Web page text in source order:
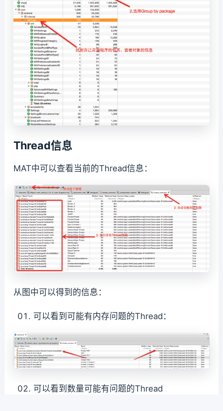
Thread信息
MAT中可以查看当前的Thread信息：
从图中可以得到的信息：
可以看到可能有内存问题的Thread：
可以看到数量可能有问题的Thread